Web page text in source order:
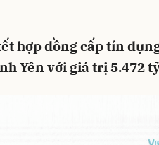
hợp đồng cấp tín
Yên với giá trị 5.472